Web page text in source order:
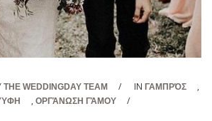
THE WEDDINGDAY TEAM / IN ΓΑΜΠΡΌΣ ,
, ΟΡΓΆΝΩΣΗ ΓΆΜΟΥ /